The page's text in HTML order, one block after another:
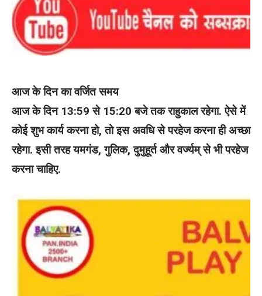
आज के दिन का वर्जित समय
आज के दिन 13:59 से 15:20 बजे तक राहुकाल रहेगा. ऐसे में
कोई शुभ कार्य करना हो, तो इस अवधि से परहेज करना ही अच्छा
रहेगा. इसी तरह यमगंड, गुलिक, दुमुहूर्त और वर्ज्यम् से भी परहेज
करना चाहिए.